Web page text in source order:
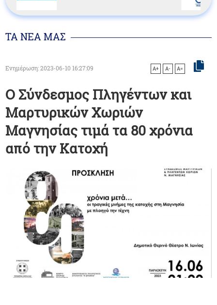
ΤΑ ΝΕΑ ΜΑΣ
Ενημέρωση: 2023-06-10 16:27:09 A+ A- A=
Ο Σύνδεσμος Πληγέντων και
Μαρτυρικών Χωριών
Μαγνησίας τιμά τα 80 χρόνια
από την Κατοχή